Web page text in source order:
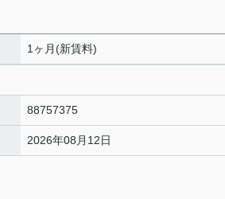
1ヶ月(新賃料)
88757375
2026年08月12日